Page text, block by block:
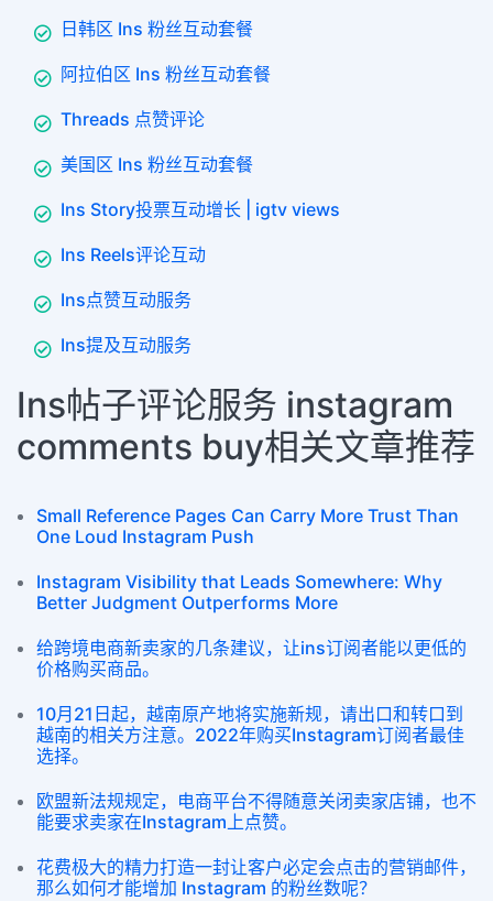
日韩区 Ins 粉丝互动套餐
阿拉伯区 Ins 粉丝互动套餐
Threads 点赞评论
美国区 Ins 粉丝互动套餐
Ins Story投票互动增长 | igtv views
Ins Reels评论互动
Ins点赞互动服务
Ins提及互动服务
Ins帖子评论服务 instagram
comments buy相关文章推荐
Small Reference Pages Can Carry More Trust Than
One Loud Instagram Push
Instagram Visibility that Leads Somewhere: Why
Better Judgment Outperforms More
给跨境电商新卖家的几条建议，让ins订阅者能以更低的
价格购买商品。
10月21日起，越南原产地将实施新规，请出口和转口到
越南的相关方注意。2022年购买Instagram订阅者最佳
选择。
欧盟新法规规定，电商平台不得随意关闭卖家店铺，也不
能要求卖家在Instagram上点赞。
花费极大的精力打造一封让客户必定会点击的营销邮件，
那么如何才能增加 Instagram 的粉丝数呢？